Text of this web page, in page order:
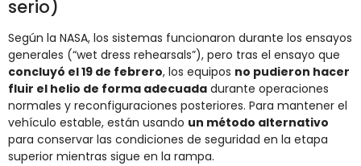
serio)
Según la NASA, los sistemas funcionaron durante los ensayos
generales (“wet dress rehearsals”), pero tras el ensayo que
concluyó el 19 de febrero, los equipos no pudieron hacer
fluir el helio de forma adecuada durante operaciones
normales y reconfiguraciones posteriores. Para mantener el
vehículo estable, están usando un método alternativo
para conservar las condiciones de seguridad en la etapa
superior mientras sigue en la rampa.